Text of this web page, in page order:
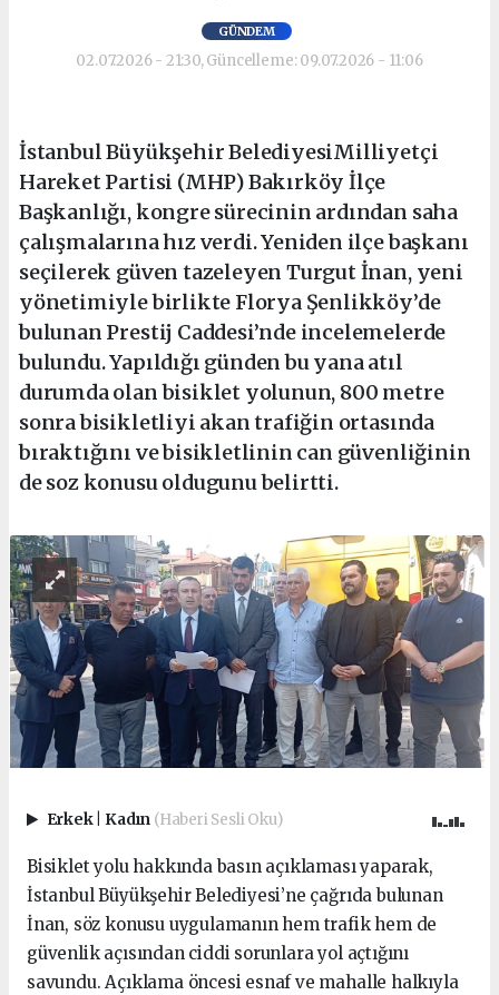
GÜNDEM
02.07.2026 - 21:30, Güncelleme: 09.07.2026 - 11:06
İstanbul Büyükşehir BelediyesiMilliyetçi
Hareket Partisi (MHP) Bakırköy İlçe
Başkanlığı, kongre sürecinin ardından saha
çalışmalarına hız verdi. Yeniden ilçe başkanı
seçilerek güven tazeleyen Turgut İnan, yeni
yönetimiyle birlikte Florya Şenlikköy’de
bulunan Prestij Caddesi’nde incelemelerde
bulundu. Yapıldığı günden bu yana atıl
durumda olan bisiklet yolunun, 800 metre
sonra bisikletliyi akan trafiğin ortasında
bıraktığını ve bisikletlinin can güvenliğinin
de soz konusu oldugunu belirtti.
Erkek Kadın (Haberi Sesli Oku)
Bisiklet yolu hakkında basın açıklaması yaparak,
İstanbul Büyükşehir Belediyesi’ne çağrıda bulunan
İnan, söz konusu uygulamanın hem trafik hem de
güvenlik açısından ciddi sorunlara yol açtığını
savundu. Açıklama öncesi esnaf ve mahalle halkıyla